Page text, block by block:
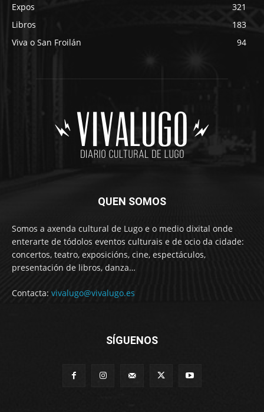
Expos
321
Libros
183
Viva o San Froilán
94
QUEN SOMOS
Somos a axenda cultural de Lugo e o medio dixital onde
enterarte de tódolos eventos culturais e de ocio da cidade:
concertos, teatro, exposicións, cine, espectáculos,
presentación de libros, danza…
Contacta: vivalugo@vivalugo.es
SÍGUENOS